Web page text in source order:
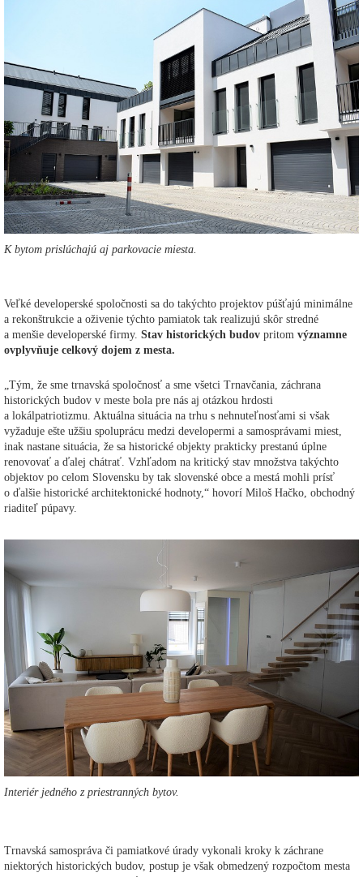
K bytom prislúchajú aj parkovacie miesta.
Veľké developerské spoločnosti sa do takýchto projektov púšťajú minimálne
a rekonštrukcie a oživenie týchto pamiatok tak realizujú skôr stredné
a menšie developerské firmy. Stav historických budov pritom významne
ovplyvňuje celkový dojem z mesta.
„Tým, že sme trnavská spoločnosť a sme všetci Trnavčania, záchrana
historických budov v meste bola pre nás aj otázkou hrdosti
a lokálpatriotizmu. Aktuálna situácia na trhu s nehnuteľnosťami si však
vyžaduje ešte užšiu spoluprácu medzi developermi a samosprávami miest,
inak nastane situácia, že sa historické objekty prakticky prestanú úplne
renovovať a ďalej chátrať. Vzhľadom na kritický stav množstva takýchto
objektov po celom Slovensku by tak slovenské obce a mestá mohli prísť
o ďalšie historické architektonické hodnoty,“ hovorí Miloš Hačko, obchodný
riaditeľ púpavy.
Interiér jedného z priestranných bytov.
Trnavská samospráva či pamiatkové úrady vykonali kroky k záchrane
niektorých historických budov, postup je však obmedzený rozpočtom mesta